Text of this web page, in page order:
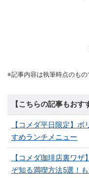
※記事内容は執筆時点のもの
【こちらの記事もおす
【コメダ平日限定】
すめランチメニュー
【コメダ珈琲店裏ワ
ぞ知る満喫方法5選！